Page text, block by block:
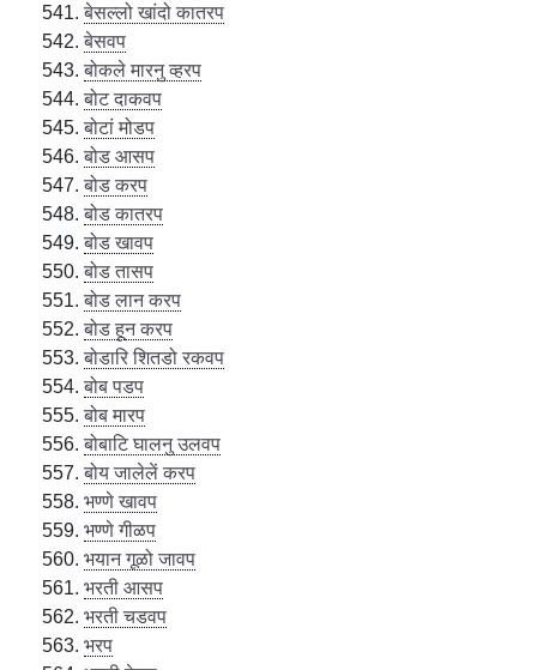
बेसल्लो खांदो कातरप
बेसवप
बोकले मारनु व्हरप
बोट दाकवप
बोटां मोडप
बोड आसप
बोड करप
बोड कातरप
बोड खावप
बोड तासप
बोड लान करप
बोड हून करप
बोडारि शितडो रकवप
बोब पडप
बोब मारप
बोबाटि घालनु उलवप
बोय जालेलें करप
भण्णे खावप
भण्णे गीळप
भयान गूळो जावप
भरती आसप
भरती चडवप
भरप